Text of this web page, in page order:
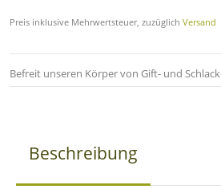
Preis inklusive Mehrwertsteuer, zuzüglich Versand
Befreit unseren Körper von Gift- und
Beschreibung